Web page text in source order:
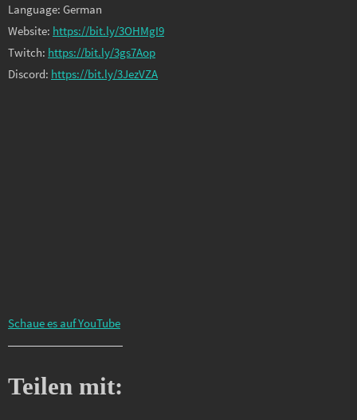
Language: German
Website: https://bit.ly/3OHMgI9
Twitch: https://bit.ly/3gs7Aop
Discord: https://bit.ly/3JezVZA
Schaue es auf YouTube
Teilen mit: